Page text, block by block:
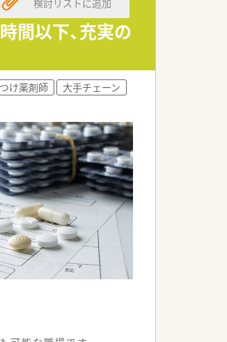
境です。
できます。
スを保てます。
。
います。
きます。
間以下、充実の
検討リストに追加
け薬剤師
大手チェーン